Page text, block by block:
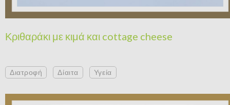
Κριθαράκι με κιμά και cottage cheese
Διατροφή Δίαιτα Υγεία